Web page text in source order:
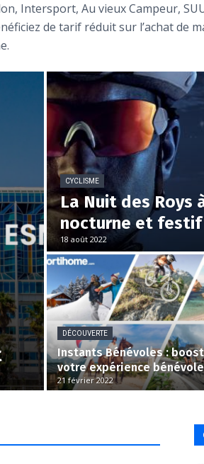
Intersport, Au vieux Campeur,
de tarif réduit sur l’achat de
CYCLISME
La Nuit des Roys
nocturne et festif
18 août 2022
DÉCOUVERTE
Instants Bénévoles :
votre expérience
21 février 2022